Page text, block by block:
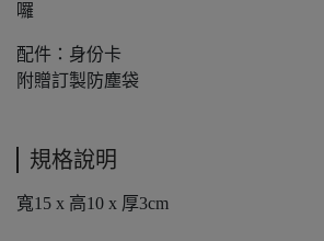
囉
配件：身份卡
附贈訂製防塵袋
規格說明
寬15 x 高10 x 厚3cm